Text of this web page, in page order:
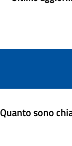
Quanto sono